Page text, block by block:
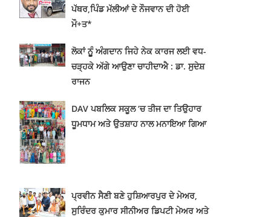
ਪੱਥਰ,ਪਿੰਡ ਮੱਲੀਆਂ ਦੇ ਨੌਜਵਾਨ ਦੀ ਹੋਈ
ਮੌ+ਤ*
ਲੋਕਾਂ ਨੂੂੰ ਅੰਗਦਾਨ ਜਿਹੇ ਨੇਕ ਕਾਰਜ ਲਈ ਵਧ-
ਚੜ੍ਹਕੇ ਅੱਗੇ ਆਉਣਾ ਚਾਹੀਦਾਐ : ਡਾ. ਸੁਦੇਸ਼
ਰਾਜਨ
DAV ਪਬਲਿਕ ਸਕੂਲ ‘ਚ ਤੀਜ ਦਾ ਤਿਉਹਾਰ
ਧੂਮਧਾਮ ਅਤੇ ਉਤਸ਼ਾਹ ਨਾਲ ਮਨਾਇਆ ਗਿਆ
ਪ੍ਰਵੀਨ ਸੈਣੀ ਬਣੇ ਹੁਸ਼ਿਆਰਪੁਰ ਦੇ ਮੇਅਰ,
ਸੁਰਿੰਦਰ ਕੁਮਾਰ ਸੀਨੀਅਰ ਡਿਪਟੀ ਮੇਅਰ ਅਤੇ